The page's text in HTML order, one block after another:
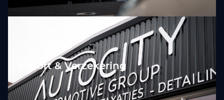
Export & Verzekering